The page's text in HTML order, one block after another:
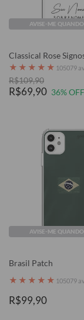
AVISE-ME
Classical Rose
★ ★ ★ ★ ★ 105079
R$109,90
R$69,90 36% OFF
AVISE-ME
Brasil Patch
★ ★ ★ ★ ★ 105079
R$99,90